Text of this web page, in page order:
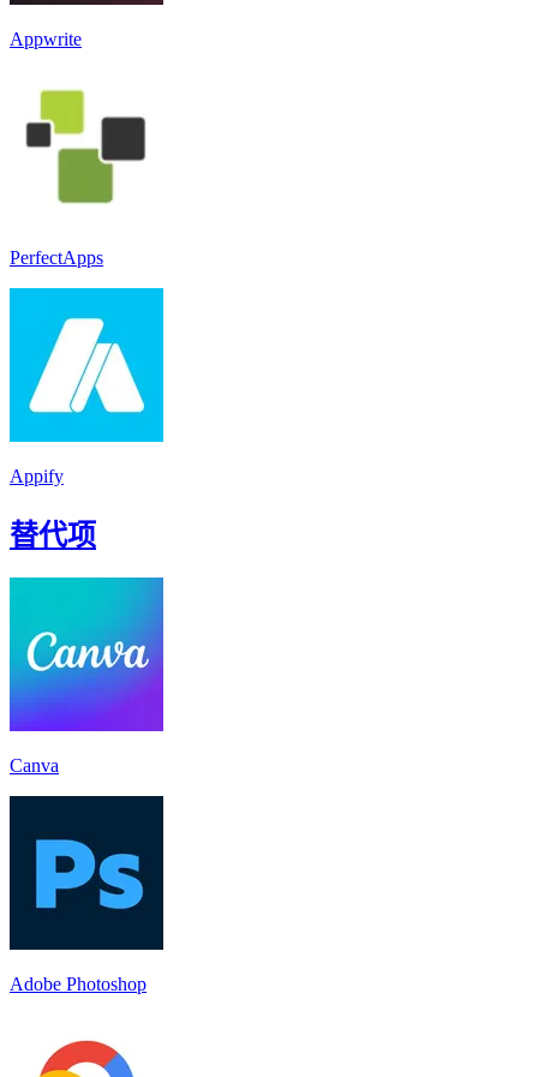
Appwrite
PerfectApps
Appify
替代项
Canva
Adobe Photoshop